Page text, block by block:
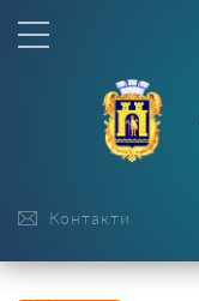
Контакти